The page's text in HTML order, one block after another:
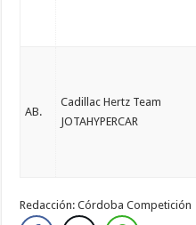
AB.
Cadillac Hertz Team
JOTAHYPERCAR
Redacción: Córdoba Competición